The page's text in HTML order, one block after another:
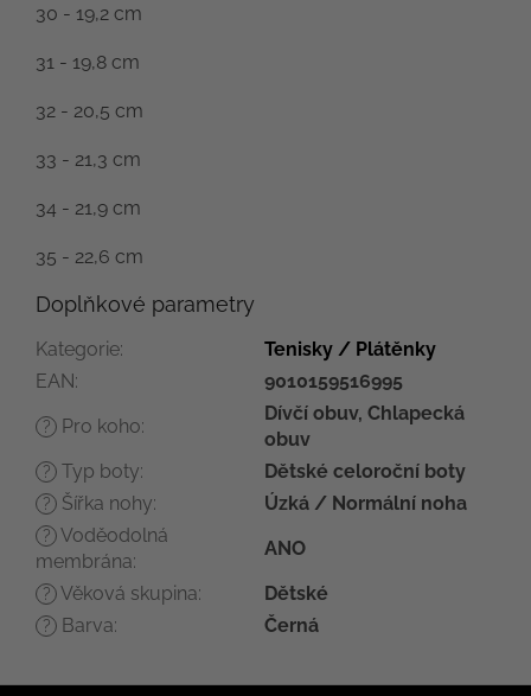
30 - 19,2 cm
31 - 19,8 cm
32 - 20,5 cm
33 - 21,3 cm
34 - 21,9 cm
35 - 22,6 cm
Doplňkové parametry
Kategorie:
Tenisky / Plátěnky
EAN: 9010159516995
? Pro koho:
Dívčí obuv, Chlapecká
obuv
? Typ boty: Dětské celoroční boty
? Šířka nohy: Úzká / Normální noha
? Voděodolná
membrána:
ANO
? Věková skupina: Dětské
? Barva: Černá